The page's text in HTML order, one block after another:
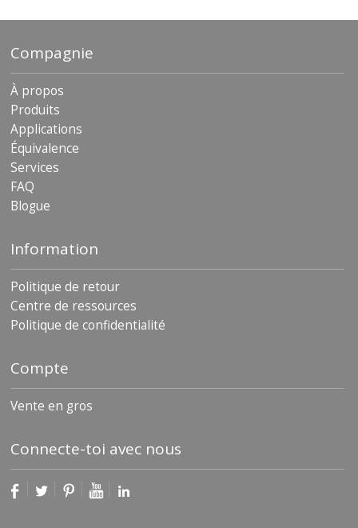
Compagnie
À propos
Produits
Applications
Équivalence
Services
FAQ
Blogue
Information
Politique de retour
Centre de ressources
Politique de confidentialité
Compte
Vente en gros
Connecte-toi avec nous